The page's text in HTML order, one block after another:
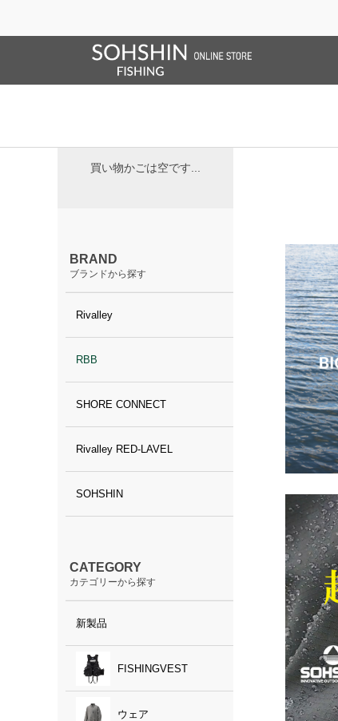
ホーム > RBB
買い物かごは空です...
BRAND
ブランドから探す
Rivalley
RBB
SHORE CONNECT
Rivalley RED-LAVEL
SOHSHIN
CATEGORY
カテゴリーから探す
新製品
FISHINGVEST
ウェア